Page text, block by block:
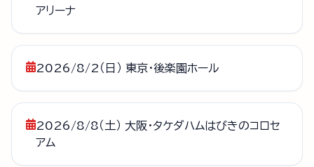
アリーナ
2026/8/2（日） 東京・後楽園ホール
2026/8/8（土） 大阪・タケダハムはびきのコロセ
アム